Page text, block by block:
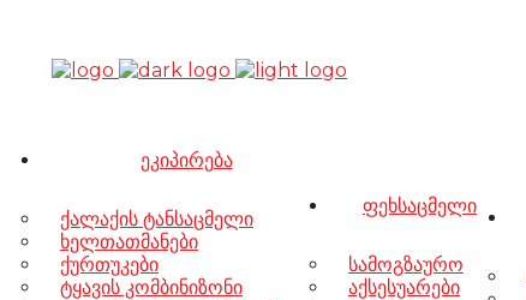
ეკიპირება
ქალაქის ტანსაცმელი
ხელთათმანები
ქურთუკები
ტყავის კომბინიზონი
ფეხსაცმელი
სამოგზაურო
აქსესუარები